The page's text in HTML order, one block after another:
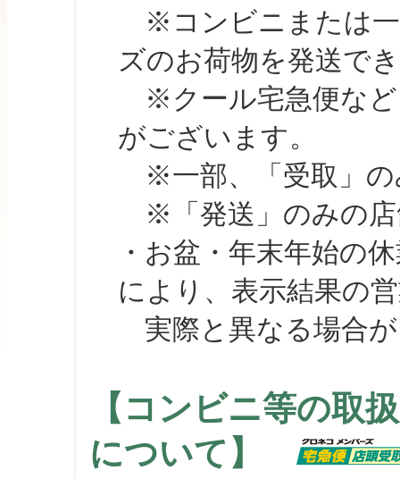
※コンビニまたは一
ズのお荷物を発送で
※クール宅急便など
がございます。
※一部、「受取」の
※「発送」のみの店
・お盆・年末年始の
により、表示結果の
実際と異なる場合が
【コンビニ等の取
について】